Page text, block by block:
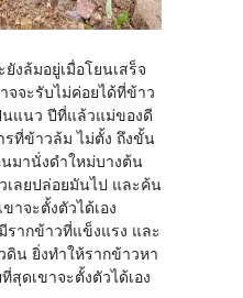
งล้มอยู่เมื่อโยนเสร็จ
จจะรับไม่ค่อยได้ที่ข้าว
นแนว ปีที่แล้วแม่ของดี
รที่ข้าวล้ม ไม่ตั้ง ถึงขั้น
มานั่งดำใหม่บางต้น
เลยปล่อยมันไป และค้น
าจะตั้งตัวได้เอง
รากข้าวที่แข็งแรง และ
น ยิ่งทำให้รากข้าวหา
สุดเขาจะตั้งตัวได้เอง